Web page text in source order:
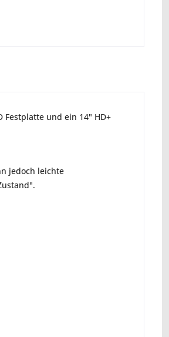
Festplatte und ein 14" HD+
jedoch leichte